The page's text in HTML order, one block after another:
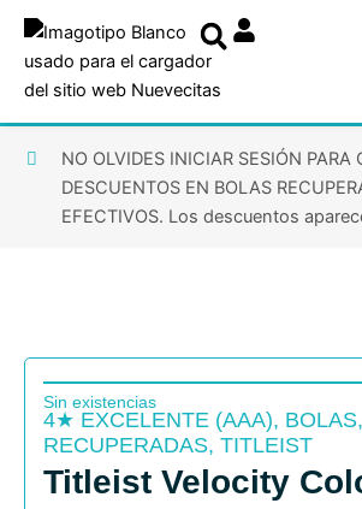
contenido
NO OLVIDES INICIAR SESIÓN PARA
DESCUENTOS EN BOLAS
EFECTIVOS. Los descuentos
Sin existencias
4★ EXCELENTE (AAA), BOLAS,
RECUPERADAS, TITLEIST
Titleist Velocity